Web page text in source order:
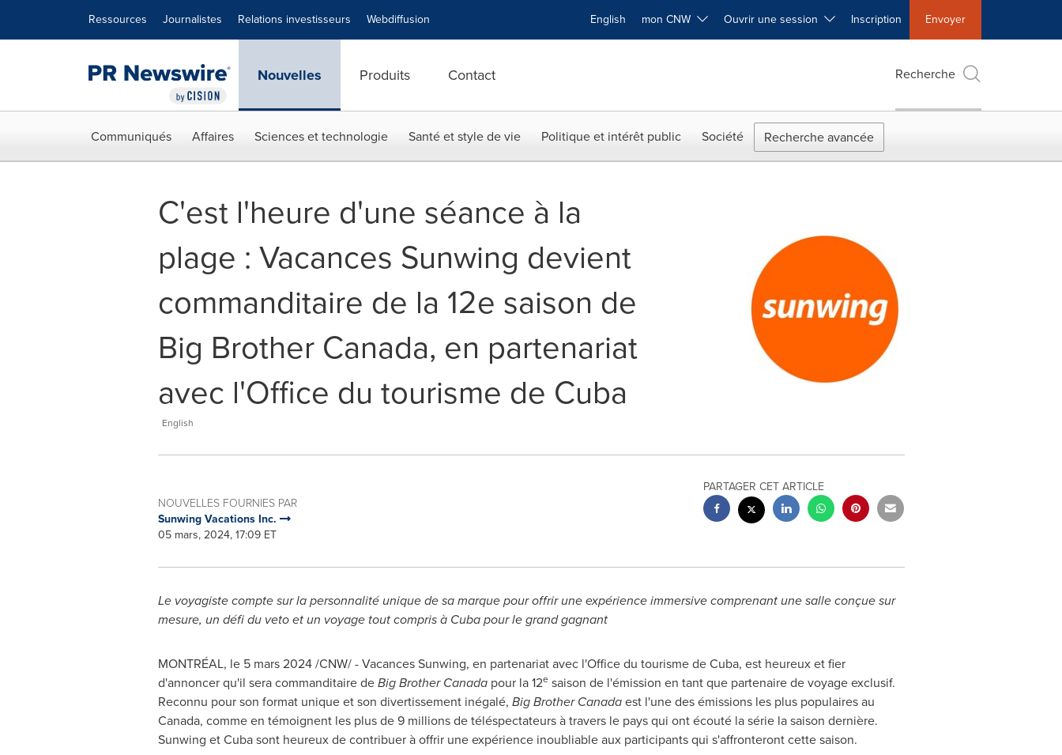
Ressources Journalistes Relations investisseurs Webdiffusion English mon CNW Ouvrir une session Inscription Envoyer
Nouvelles Produits Contact Recherche
Communiqués Affaires Sciences et technologie Santé et style de vie Politique et intérêt public Société Recherche avancée
C'est l'heure d'une séance à la
plage : Vacances Sunwing devient
commanditaire de la 12e saison de
Big Brother Canada, en partenariat
avec l'Office du tourisme de Cuba
English
NOUVELLES FOURNIES PAR
Sunwing Vacations Inc.
05 mars, 2024, 17:09 ET
PARTAGER CET ARTICLE
Le voyagiste compte sur la personnalité unique de sa marque pour offrir une expérience immersive comprenant une salle conçue sur
mesure, un défi du veto et un voyage tout compris à Cubapour le grand gagnant
MONTRÉAL, le 5 mars 2024/CNW/ - Vacances Sunwing, en partenariat avec l'Office du tourisme deCuba, est heureux et fier
d'annoncer qu'il sera commanditaire deBig Brother Canada pour la 12esaison de l'émission en tant que partenaire de voyage exclusif.
Reconnu pour son format unique et son divertissement inégalé, Big Brother Canadaest l'une des émissions les plus populaires au
Canada, comme en témoignent les plus de 9 millions de téléspectateurs à travers le pays qui ont écouté la série la saison dernière.
Sunwing etCubasont heureux de contribuer à offrir une expérience inoubliable aux participants qui s'affronteront cette saison.